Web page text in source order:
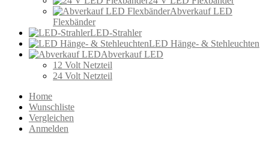
Abverkauf LED
Flexbänder
LED-Strahler
LED Hänge- & Stehleuchten
Abverkauf LED
12 Volt Netzteil
24 Volt Netzteil
Home
Wunschliste
Vergleichen
Anmelden